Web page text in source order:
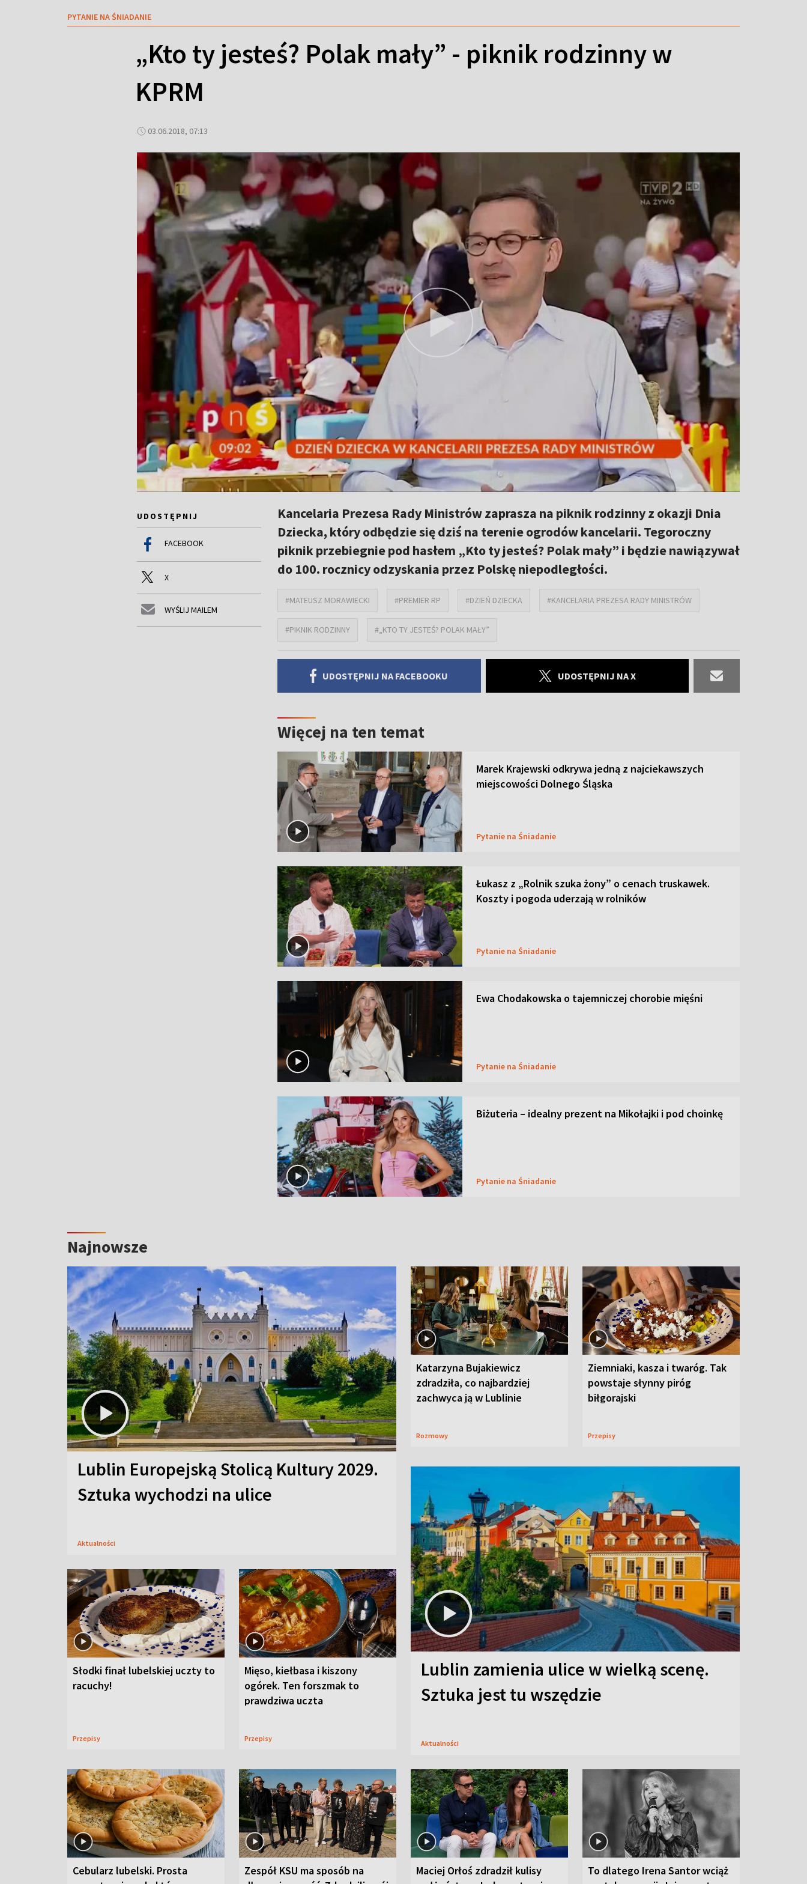
PYTANIE NA ŚNIADANIE
„Kto ty jesteś? Polak mały” - piknik rodzinny w
KPRM
03.06.2018, 07:13
UDOSTĘPNIJ
FACEBOOK
X
WYŚLIJ MAILEM
Kancelaria Prezesa Rady Ministrów zaprasza na piknik rodzinny z okazji Dnia
Dziecka, który odbędzie się dziś na terenie ogrodów kancelarii. Tegoroczny
piknik przebiegnie pod hasłem „Kto ty jesteś? Polak mały” i będzie nawiązywał
do 100. rocznicy odzyskania przez Polskę niepodległości.
#MATEUSZ MORAWIECKI #PREMIER RP #DZIEŃ DZIECKA #KANCELARIA PREZESA RADY MINISTRÓW
#PIKNIK RODZINNY #„KTO TY JESTEŚ? POLAK MAŁY”
UDOSTĘPNIJ NA FACEBOOKU UDOSTĘPNIJ NA X
Więcej na ten temat
Marek Krajewski odkrywa jedną z najciekawszych
miejscowości Dolnego Śląska
Pytanie na Śniadanie
Łukasz z „Rolnik szuka żony” o cenach truskawek.
Koszty i pogoda uderzają w rolników
Pytanie na Śniadanie
Ewa Chodakowska o tajemniczej chorobie mięśni
Pytanie na Śniadanie
Biżuteria – idealny prezent na Mikołajki i pod choinkę
Pytanie na Śniadanie
Najnowsze
Lublin Europejską Stolicą Kultury 2029.
Sztuka wychodzi na ulice
Aktualności
Katarzyna Bujakiewicz
zdradziła, co najbardziej
zachwyca ją w Lublinie
Rozmowy
Ziemniaki, kasza i twaróg. Tak
powstaje słynny piróg
biłgorajski
Przepisy
Słodki finał lubelskiej uczty to
racuchy!
Przepisy
Mięso, kiełbasa i kiszony
ogórek. Ten forszmak to
prawdziwa uczta
Przepisy
Lublin zamienia ulice w wielką scenę.
Sztuka jest tu wszędzie
Aktualności
Cebularz lubelski. Prosta
Zespół KSU ma sposób na
Maciej Orłoś zdradził kulisy
To dlatego Irena Santor wciąż